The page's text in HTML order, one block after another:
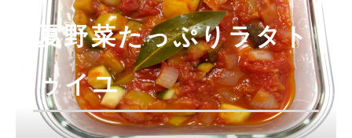
夏野菜たっぷりラタト
ゥイユ